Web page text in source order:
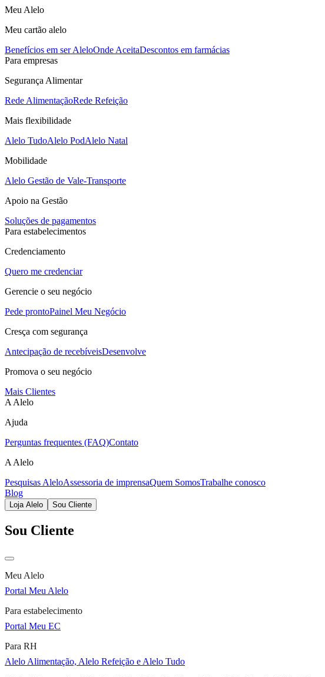
Meu Alelo
Meu cartão alelo
Benefícios em ser AleloOnde AceitaDescontos em farmácias
Para empresas
Segurança Alimentar
Rede AlimentaçãoRede Refeição
Mais flexibilidade
Alelo TudoAlelo PodAlelo Natal
Mobilidade
Alelo Gestão de Vale-Transporte
Apoio na Gestão
Soluções de pagamentos
Para estabelecimentos
Credenciamento
Quero me credenciar
Gerencie o seu negócio
Pede prontoPainel Meu Negócio
Cresça com segurança
Antecipação de recebíveisDesenvolve
Promova o seu negócio
Mais Clientes
A Alelo
Ajuda
Perguntas frequentes (FAQ)Contato
A Alelo
Pesquisas AleloAssessoria de imprensaQuem SomosTrabalhe conosco
Blog
Loja Alelo Sou Cliente
Sou Cliente
Meu Alelo
Portal Meu Alelo
Para estabelecimento
Portal Meu EC
Para RH
Alelo Alimentação, Alelo Refeição e Alelo Tudo